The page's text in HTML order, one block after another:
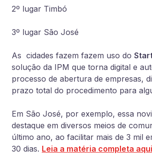
2º lugar Timbó
3º lugar São José
As cidades fazem fazem uso do
solução da IPM que torna digital e
processo de abertura de empresas,
prazo total do procedimento para
Em São José, por exemplo, essa
destaque em diversos meios de
último ano, ao facilitar mais de 3 mil
30 dias. Leia a matéria completa aqui